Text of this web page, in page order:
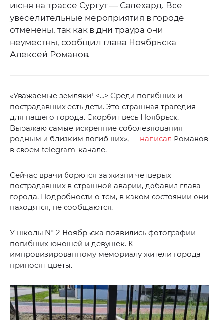
июня на трассе Сургут — Салехард. Все
увеселительные мероприятия в городе
отменены, так как в дни траура они
неуместны, сообщил глава Ноябрьска
Алексей Романов.
«Уважаемые земляки! <...> Среди погибших и
пострадавших есть дети. Это страшная трагедия
для нашего города. Скорбит весь Ноябрьск.
Выражаю самые искренние соболезнования
родным и близким погибших», — написал Романов
в своем telegram-канале.
Сейчас врачи борются за жизни четверых
пострадавших в страшной аварии, добавил глава
города. Подробности о том, в каком состоянии они
находятся, не сообщаются.
У школы № 2 Ноябрьска появились фотографии
погибших юношей и девушек. К
импровизированному мемориалу жители города
приносят цветы.